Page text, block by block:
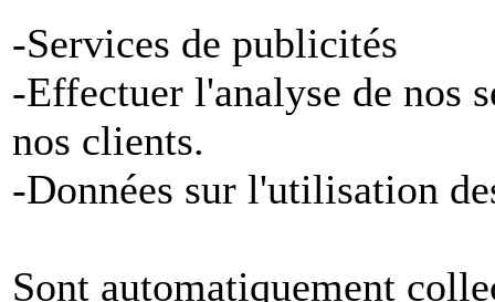
-Services de publicités
-Effectuer l'analyse de nos
nos clients.
-Données sur l'utilisation
Sont automatiquement